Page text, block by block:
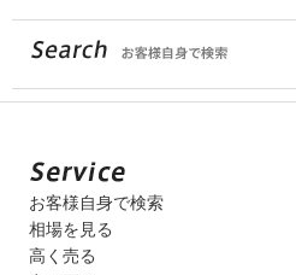
お客様自身で検索
相場を見る
高く売る